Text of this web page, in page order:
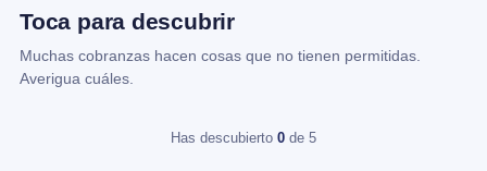
Toca para descubrir
Muchas cobranzas hacen cosas que no tienen permitidas.
Averigua cuáles.
Has descubierto 0 de 5